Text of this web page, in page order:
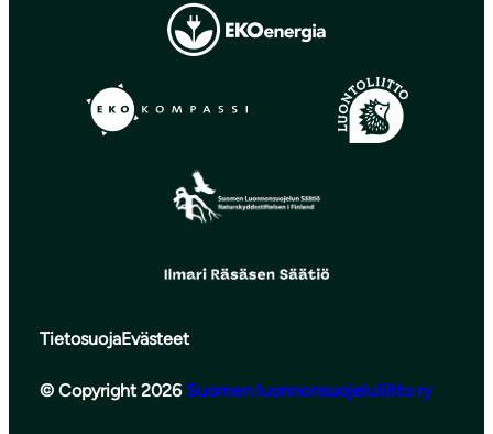
TietosuojaEvästeet
© Copyright 2026 Suomen luonnonsuojeluliitto ry